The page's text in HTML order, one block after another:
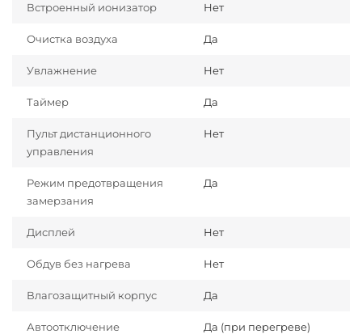
Встроенный ионизатор Нет
Очистка воздуха Да
Увлажнение Нет
Таймер Да
Пульт дистанционного
управления
Нет
Режим предотвращения
замерзания
Да
Дисплей Нет
Обдув без нагрева Нет
Влагозащитный корпус Да
Автоотключение Да (при перегреве)